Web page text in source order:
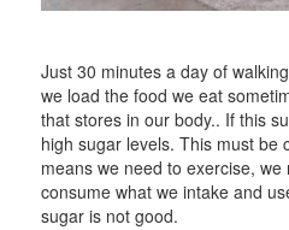
Just 30 minutes a day of
we load the food we eat
that stores in our body.. If this
high sugar levels. This must be
means we need to exercise,
consume what we intake and
sugar is not good.